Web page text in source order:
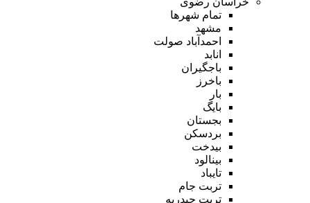
تمام شهر‌ها
مشهد
احمدآباد صولت
انابد
باجگیران
باخرز
بار
بایگ
بجستان
بردسکن
بیدخت
بینالود
تایباد
تربت جام
تربت حیدریه